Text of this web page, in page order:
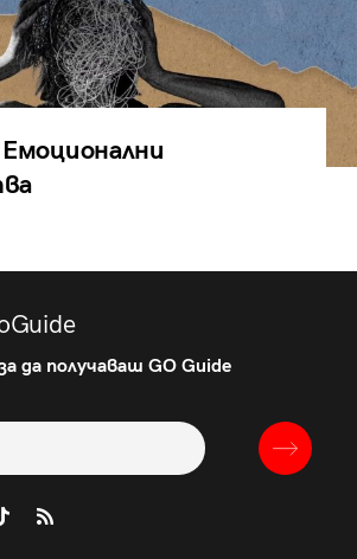
да получаваш GO Guide